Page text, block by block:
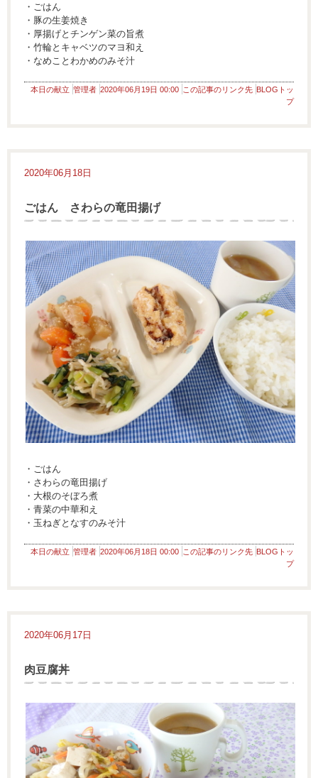
・ごはん
・豚の生姜焼き
・厚揚げとチンゲン菜の旨煮
・竹輪とキャベツのマヨ和え
・なめことわかめのみそ汁
本日の献立 管理者 2020年06月19日 00:00 この記事のリンク先 BLOGトッ
プ
2020年06月18日
ごはん さわらの竜田揚げ
・ごはん
・さわらの竜田揚げ
・大根のそぼろ煮
・青菜の中華和え
・玉ねぎとなすのみそ汁
本日の献立 管理者 2020年06月18日 00:00 この記事のリンク先 BLOGトッ
プ
2020年06月17日
肉豆腐丼